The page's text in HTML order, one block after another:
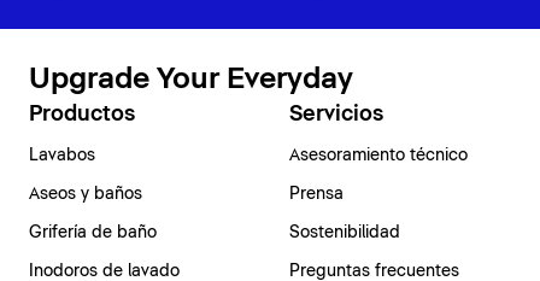
Upgrade Your Everyday
Productos
Lavabos
Aseos y baños
Grifería de baño
Inodoros de lavado
Servicios
Asesoramiento técnico
Prensa
Sostenibilidad
Preguntas frecuentes